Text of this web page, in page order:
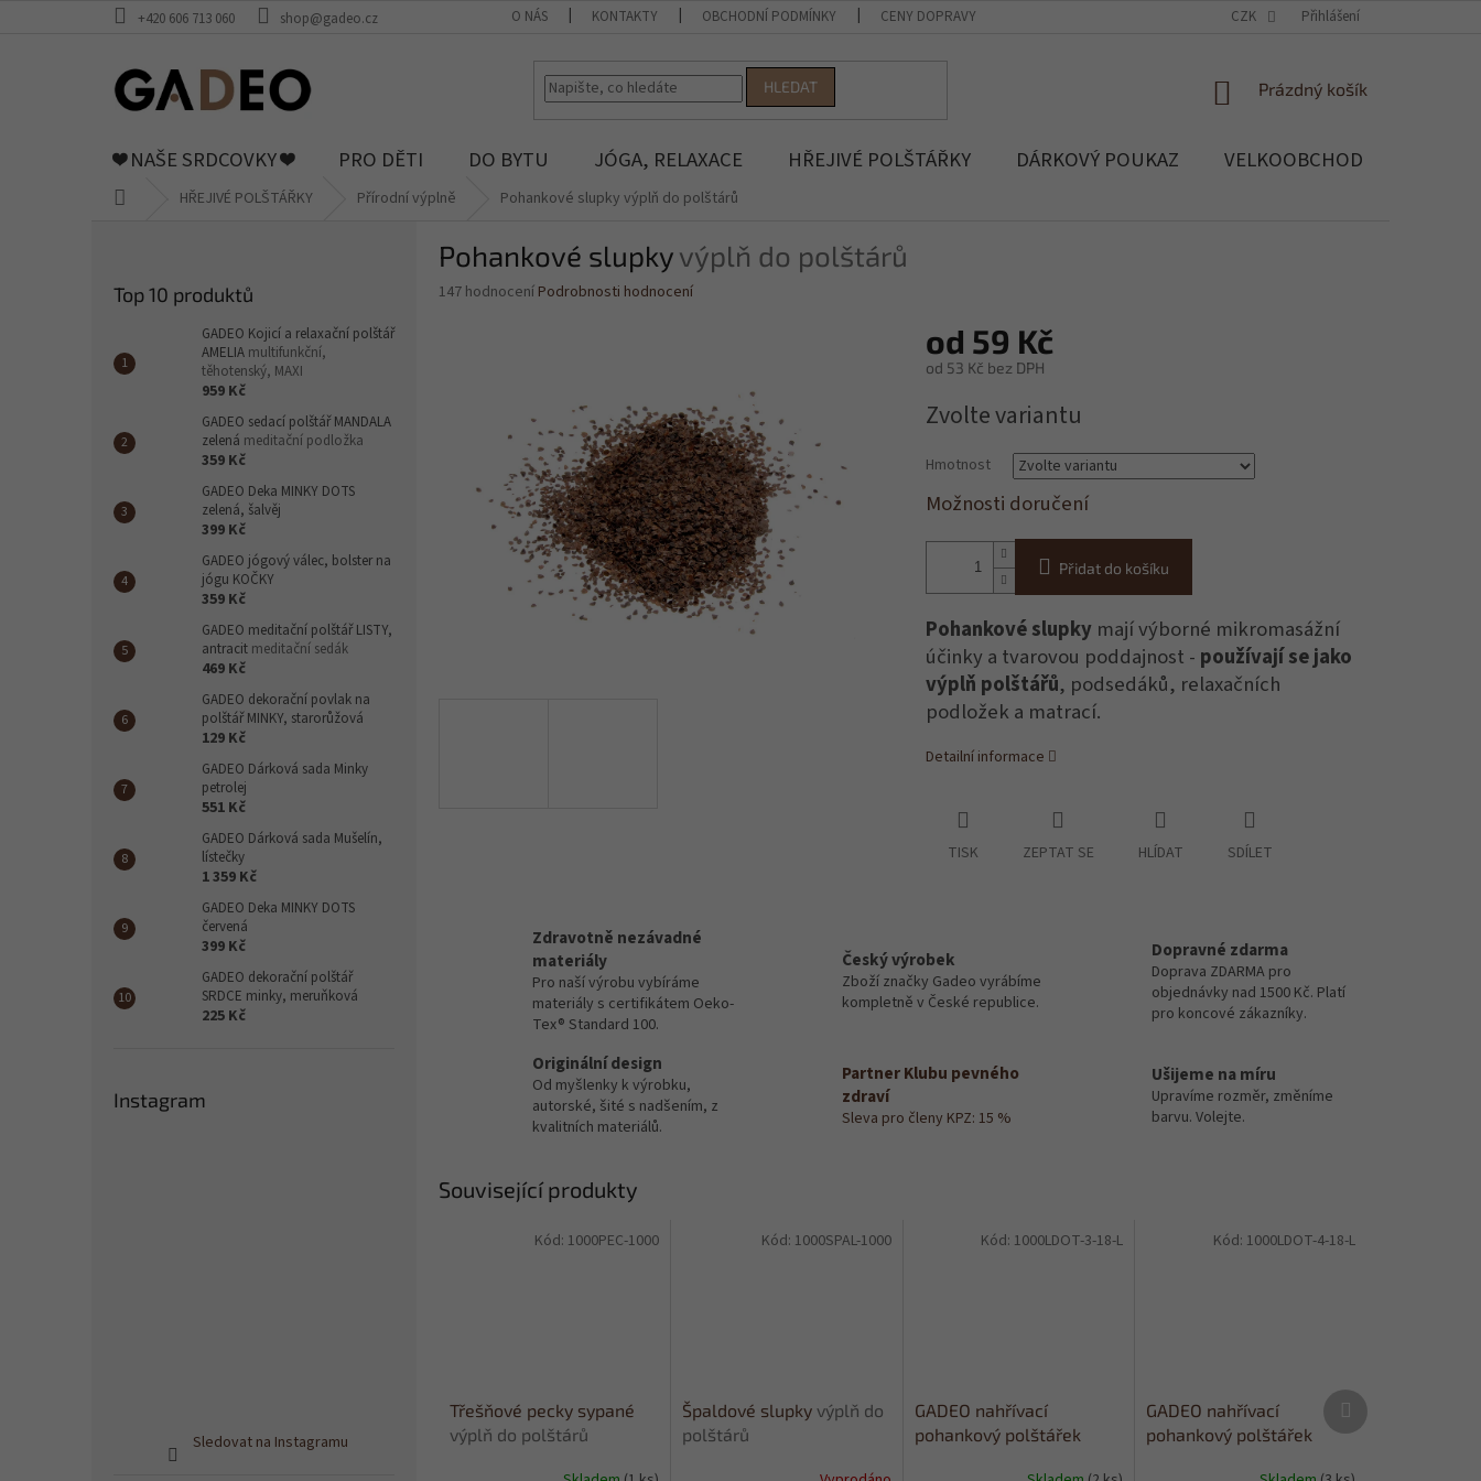
+420 606 713 060 shop@gadeo.cz O NÁS KONTAKTY OBCHODNÍ PODMÍNKY CENY DOPRAVY SOUBORY COOKIES
CZK Přihlášení
HLEDAT
NÁKUPNÍ
Prázdný košík
❤️ NAŠE SRDCOVKY ❤️ PRO DĚTI DO BYTU JÓGA, RELAXACE HŘEJIVÉ POLŠTÁŘKY DÁRKOVÝ POUKAZ VELKOOBCHOD
HŘEJIVÉ POLŠTÁŘKY Přírodní výplně Pohankové slupky výplň do polštárů
Top 10 produktů
GADEO Kojicí a relaxační polštář
AMELIA multifunkční,
těhotenský, MAXI
959 Kč
GADEO sedací polštář MANDALA
zelená meditační podložka
359 Kč
GADEO Deka MINKY DOTS
zelená, šalvěj
399 Kč
GADEO jógový válec, bolster na
jógu KOČKY
359 Kč
GADEO meditační polštář LISTY,
antracit meditační sedák
469 Kč
GADEO dekorační povlak na
polštář MINKY, starorůžová
129 Kč
GADEO Dárková sada Minky
petrolej
551 Kč
GADEO Dárková sada Mušelín,
lístečky
1 359 Kč
GADEO Deka MINKY DOTS
červená
399 Kč
GADEO dekorační polštář
SRDCE minky, meruňková
225 Kč
Instagram
Sledovat na Instagramu
Pohankové slupkyvýplň do polštárů
Průměrné
hvězdiček.
147 hodnocení Podrobnosti hodnocení
od 59 Kč
od 53 Kč bez DPH
cena:
Zvolte variantu
Hmotnost
Možnosti doručení
Přidat do košíku
Pohankové slupkymají výborné mikromasážní
účinky a tvarovou poddajnost - používají se jako
výplň polštářů, podsedáků, relaxačních
podložek a matrací.
Detailní informace
TISK ZEPTAT SE HLÍDAT SDÍLET
Zdravotně nezávadné
materiály
Pro naší výrobu vybíráme
materiály s certifikátem Oeko-
Tex® Standard 100.
Český výrobek
Zboží značky Gadeo vyrábíme
kompletně v České republice.
Dopravné zdarma
Doprava ZDARMA pro
objednávky nad 1500 Kč. Platí
pro koncové zákazníky.
Originální design
Od myšlenky k výrobku,
autorské, šité s nadšením, z
kvalitních materiálů.
Partner Klubu pevného
zdraví
Sleva pro členy KPZ: 15 %
Ušijeme na míru
Upravíme rozměr, změníme
barvu. Volejte.
Související produkty
Třešňové pecky sypané
výplň do polštárů
Kód: 1000PEC-1000
Špaldové slupky výplň do
polštárů
Kód: 1000SPAL-1000
GADEO nahřívací
pohankový polštářek
Kód: 1000LDOT-3-18-L
GADEO nahřívací
pohankový polštářek
Kód: 1000LDOT-4-18-L
Další
produkt